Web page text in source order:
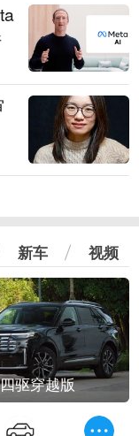
新车 视频
驱穿越版